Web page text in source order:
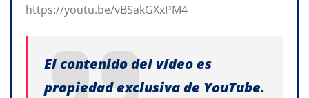
https://youtu.be/vBSakGXxPM4
El contenido del vídeo es
propiedad exclusiva de YouTube.